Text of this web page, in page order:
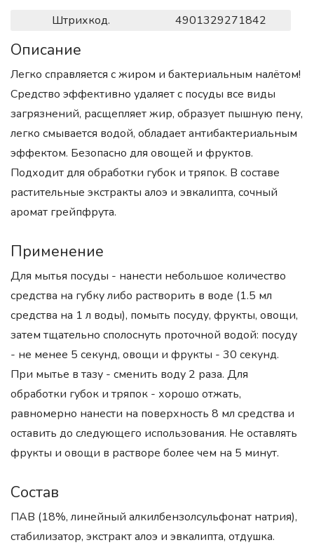
Штрихкод. 4901329271842
Описание
Легко справляется с жиром и бактериальным налётом!
Средство эффективно удаляет с посуды все виды
загрязнений, расщепляет жир, образует пышную пену,
легко смывается водой, обладает антибактериальным
эффектом. Безопасно для овощей и фруктов.
Подходит для обработки губок и тряпок. В составе
растительные экстракты алоэ и эвкалипта, сочный
аромат грейпфрута.
Применение
Для мытья посуды - нанести небольшое количество
средства на губку либо растворить в воде (1.5 мл
средства на 1 л воды), помыть посуду, фрукты, овощи,
затем тщательно сполоснуть проточной водой: посуду
- не менее 5 секунд, овощи и фрукты - 30 секунд.
При мытье в тазу - сменить воду 2 раза. Для
обработки губок и тряпок - хорошо отжать,
равномерно нанести на поверхность 8 мл средства и
оставить до следующего использования. Не оставлять
фрукты и овощи в растворе более чем на 5 минут.
Состав
ПАВ (18%, линейный алкилбензолсульфонат натрия),
стабилизатор, экстракт алоэ и эвкалипта, отдушка.